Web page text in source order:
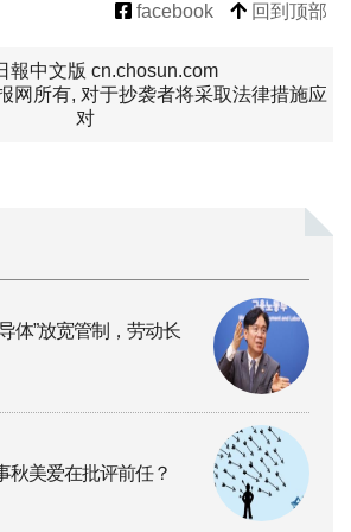
facebook 回到顶部
報中文版 cn.chosun.com
网所有, 对于抄袭者将采取法律措施应
对
体”放宽管制，劳动长
秋美爱在批评前任？